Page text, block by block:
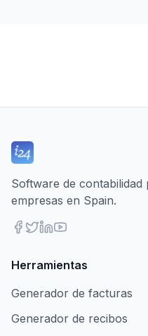
Software de
empresas en Spain.
Herramientas
Generador de facturas
Generador de recibos